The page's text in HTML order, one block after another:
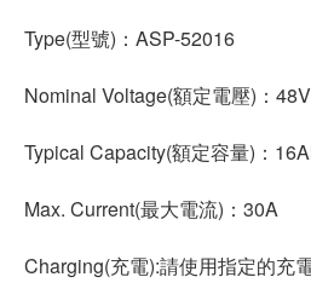
Type(型號)：ASP-52016
Nominal Voltage(額定電壓)：
Typical Capacity(額定容量)：
Max. Current(最大電流)：30A
Charging(充電):請使用指定的充